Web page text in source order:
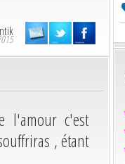
c'est
, étant